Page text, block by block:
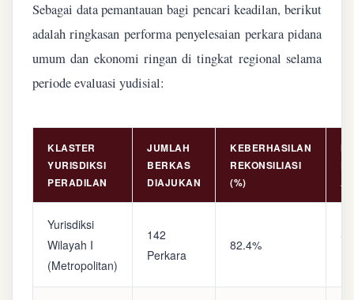
Sebagai data pemantauan bagi pencari keadilan, berikut
adalah ringkasan performa penyelesaian perkara pidana
umum dan ekonomi ringan di tingkat regional selama
periode evaluasi yudisial:
KLASTER
YURISDIKSI
PERADILAN
JUMLAH
BERKAS
DIAJUKAN
KEBERHASILAN
REKONSILIASI
(%)
Yurisdiksi
Wilayah I
(Metropolitan)
142
Perkara
82.4%